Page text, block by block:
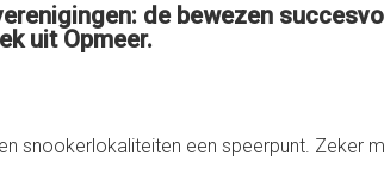
de bewezen
uit Opmeer.
snookerlokaliteiten een speerpunt. Zeker